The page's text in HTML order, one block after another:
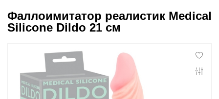
Доставка и оплата
Контакты
Конфиденциальность
Фаллоимитатор реалистик Medical
Silicone Dildo 21 см